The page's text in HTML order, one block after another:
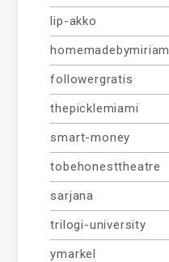
lip-akko
homemadebymiriam
followergratis
thepicklemiami
smart-money
tobehonesttheatre
sarjana
trilogi-university
ymarkel